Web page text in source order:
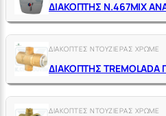
ΔΙΑΚΟΠΤΕΣ ΝΤΟΥΖΙΕΡΑΣ ΧΡΩΜΕ
ΔΙΑΚΟΠΤΕΣ ΝΤΟΥΖΙΕΡΑΣ ΧΡΩΜΕ